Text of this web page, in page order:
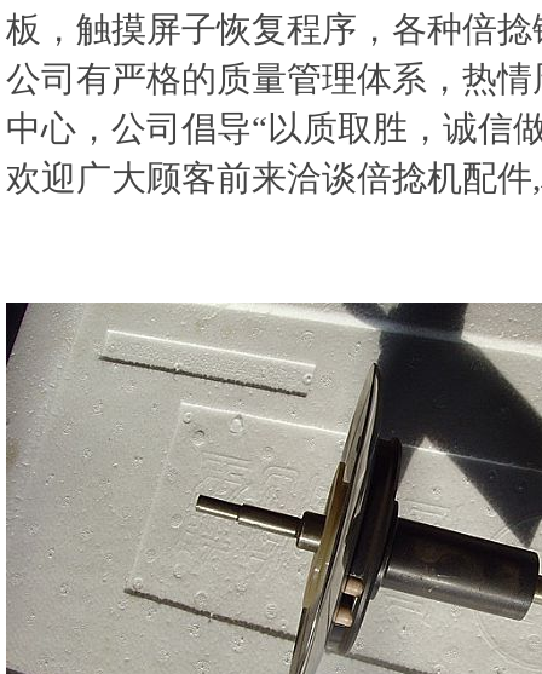
板，触摸屏子恢复程序，各种倍
公司有严格的质量管理体系，热
中心，公司倡导“以质取胜，诚信
欢迎广大顾客前来洽谈倍捻机配